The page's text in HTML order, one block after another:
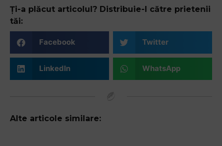
Ți-a plăcut articolul? Distribuie-l către prietenii
tăi:
Facebook Twitter
LinkedIn WhatsApp
Alte articole similare: